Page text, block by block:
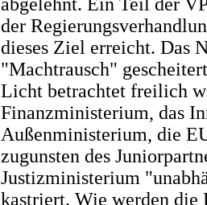
der
dieses Ziel erreicht. Das
"Machtrausch"
Licht betrachtet freilich
Finanzministerium, das
Außenministerium, die
zugunsten des
Justizministerium
kastriert. Wie werden die